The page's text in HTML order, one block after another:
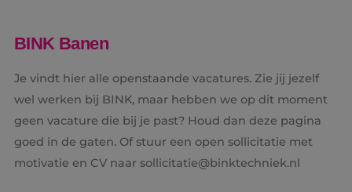
BINK Banen
Je vindt hier alle openstaande vacatures. Zie jij jezelf
wel werken bij BINK, maar hebben we op dit moment
geen vacature die bij je past? Houd dan deze pagina
goed in de gaten. Of stuur een open sollicitatie met
motivatie en CV naar sollicitatie@binktechniek.nl